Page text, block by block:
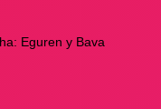
Eguren y Bava